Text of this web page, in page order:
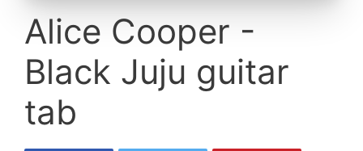
Alice Cooper -
Black Juju guitar
tab